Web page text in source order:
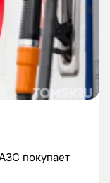
покупает